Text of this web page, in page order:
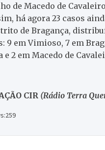
de Macedo de
há agora 23 casos
de Bragança,
9 em Vimioso, 7 em
e 2 em Macedo de
CIR (Rádio Terra
259